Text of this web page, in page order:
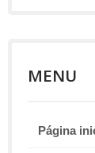
MENU
Página